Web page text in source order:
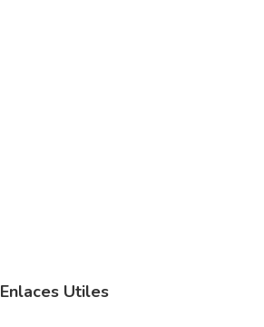
Enlaces Utiles